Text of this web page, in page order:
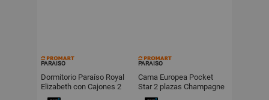
PARAISO
Dormitorio Paraíso Royal
Elizabeth con Cajones 2
plazas Champagne
PARAISO
Cama Europea Pocket
Star 2 plazas Champagne
Paraiso